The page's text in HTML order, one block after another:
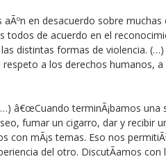
en desacuerdo sobre
todos de acuerdo en el
distintas formas de violencia.
a los derechos humanos, a
â€œCuando terminÃ¡bamos una
fumar un cigarro, dar y recibir
con mÃ¡s temas. Eso nos
del otro. DiscutÃ­amos con